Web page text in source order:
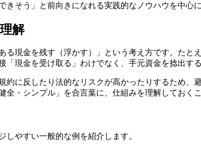
そう」と前向きになれる実践的なノウハウを中心に
解
現金を残す（浮かす）」という考え方です。たと
現金を受け取る」わけでなく、手元資金を捻出す
に反したり法的なリスクが高かったりするため、
・シンプル」を合言葉に、仕組みを理解しておく
やすい一般的な例を紹介します。